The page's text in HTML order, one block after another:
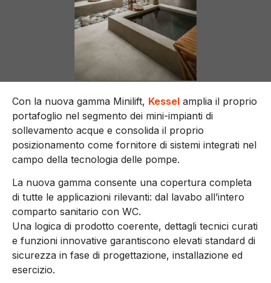
Con la nuova gamma Minilift, Kessel amplia il proprio
portafoglio nel segmento dei mini-impianti di
sollevamento acque e consolida il proprio
posizionamento come fornitore di sistemi integrati nel
campo della tecnologia delle pompe.
La nuova gamma consente una copertura completa
di tutte le applicazioni rilevanti: dal lavabo all’intero
comparto sanitario con WC.
Una logica di prodotto coerente, dettagli tecnici curati
e funzioni innovative garantiscono elevati standard di
sicurezza in fase di progettazione, installazione ed
esercizio.